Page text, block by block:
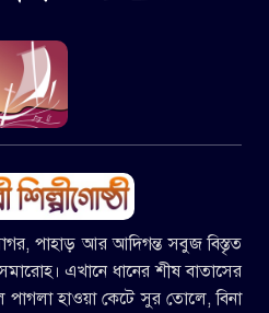
পাহাড় আর আদিগন্ত সবুজ বিস্তৃত
এখানে ধানের শীষ বাতাসের
হাওয়া কেটে সুর তোলে, বিনা